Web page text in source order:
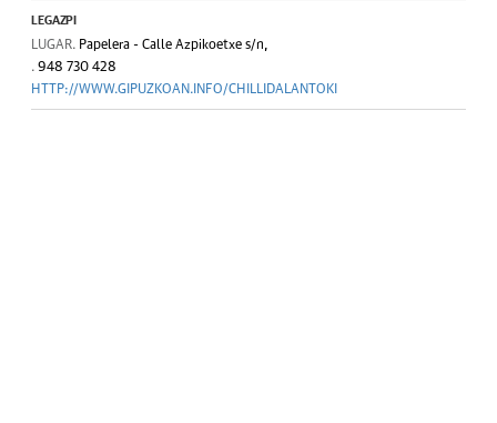
LEGAZPI
LUGAR. Papelera - Calle Azpikoetxe s/n,
. 948 730 428
HTTP://WWW.GIPUZKOAN.INFO/CHILLIDALANTOKI